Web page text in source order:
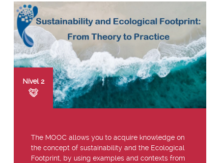
Nível2
The MOOC allows you to acquire knowledge on
the concept of sustainability and the Ecological
Footprint, by using examples and contexts from